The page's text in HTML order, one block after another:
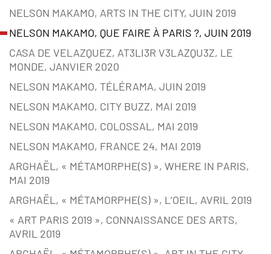
NELSON MAKAMO, ARTS IN THE CITY, JUIN 2019
NELSON MAKAMO, QUE FAIRE À PARIS ?, JUIN 2019
CASA DE VELAZQUEZ, AT3LI3R V3LAZQU3Z, LE
MONDE, JANVIER 2020
NELSON MAKAMO, TÉLÉRAMA, JUIN 2019
NELSON MAKAMO, CITY BUZZ, MAI 2019
NELSON MAKAMO, COLOSSAL, MAI 2019
NELSON MAKAMO, FRANCE 24, MAI 2019
ARGHAËL, « MÉTAMORPHE(S) », WHERE IN PARIS,
MAI 2019
ARGHAËL, « MÉTAMORPHE(S) », L’OEIL, AVRIL 2019
« ART PARIS 2019 », CONNAISSANCE DES ARTS,
AVRIL 2019